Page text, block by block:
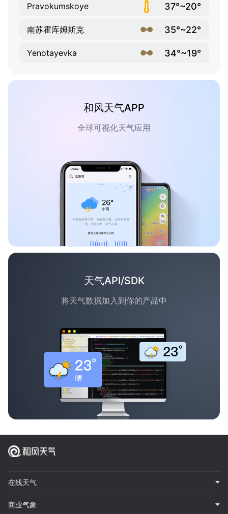
Pravokumskoye 37°~20°
南苏霍库姆斯克 35°~22°
Yenotayevka 34°~19°
和风天气APP
全球可视化天气应用
天气API/SDK
将天气数据加入到你的产品中
在线天气
商业气象